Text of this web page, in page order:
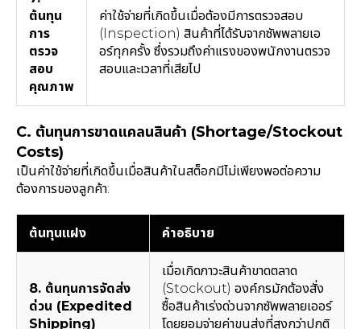
ต้นทุน
การ
ตรวจ
สอบ
คุณภาพ
ค่าใช้จ่ายที่เกิดขึ้นเมื่อต้องมีการตรวจสอบ
(Inspection) สินค้าที่ได้รับจากซัพพลายเอ
อร์ทุกครั้ง ซึ่งรวมถึงค่าแรงของพนักงานตรวจ
สอบและเวลาที่เสียไป
C. ต้นทุนการขาดแคลนสินค้า (Shortage/Stockout
Costs)
เป็นค่าใช้จ่ายที่เกิดขึ้นเมื่อสินค้าในสต็อกมีไม่เพียงพอต่อความ
ต้องการของลูกค้า:
ต้นทุนแฝง คำอธิบาย
8. ต้นทุนการจัดส่ง
ด่วน (Expedited
Shipping)
เมื่อเกิดภาวะสินค้าขาดตลาด
(Stockout) องค์กรมักต้องสั่ง
ซื้อสินค้าเร่งด่วนจากซัพพลายเออร์
โดยยอมจ่ายค่าขนส่งที่สูงกว่าปกติ